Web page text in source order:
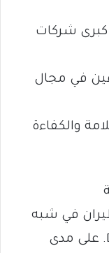
شركات
في مجال
والكفاءة
طيران في شبه
الجزيرة العربية، وبدأت بطائرة DC-3. على مدى